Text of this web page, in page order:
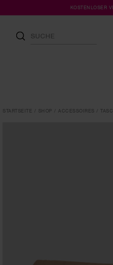
KOSTENLOSER
STARTSEITE SHOP ACCESSOIRES